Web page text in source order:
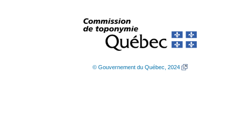
© Gouvernement du Québec, 2024